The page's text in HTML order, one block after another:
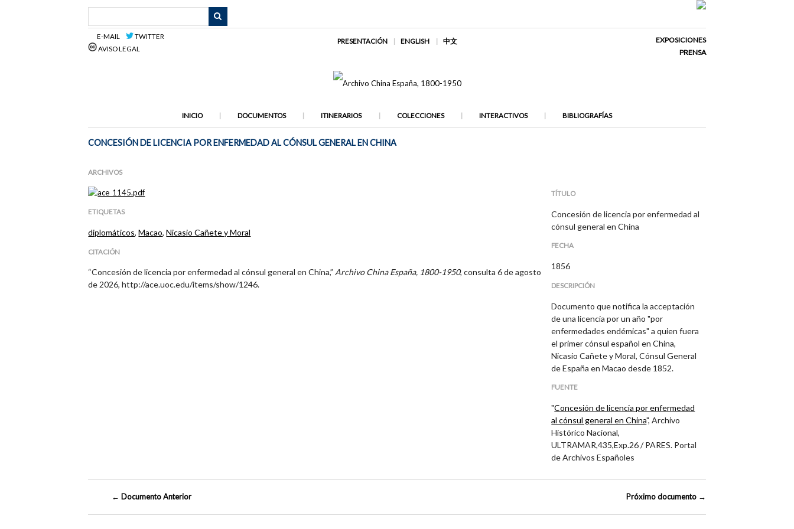
E-MAIL
TWITTER
AVISO LEGAL
PRESENTACIÓN ENGLISH 中文
EXPOSICIONES
PRENSA
INICIO DOCUMENTOS ITINERARIOS COLECCIONES INTERACTIVOS BIBLIOGRAFÍAS
CONCESIÓN DE LICENCIA POR ENFERMEDAD AL CÓNSUL GENERAL EN CHINA
ARCHIVOS
ETIQUETAS
diplomáticos,Macao,Nicasio Cañete y Moral
CITACIÓN
“Concesión de licencia por enfermedad al cónsul general en China,”Archivo China España, 1800-1950, consulta 6 de agosto
de 2026,http://ace.uoc.edu/items/show/1246.
TÍTULO
Concesión de licencia por enfermedad al
cónsul general en China
FECHA
1856
DESCRIPCIÓN
Documento que notifica la acceptación
de una licencia por un año "por
enfermedades endémicas" a quien fuera
el primer cónsul español en China,
Nicasio Cañete y Moral, Cónsul General
de España en Macao desde 1852.
FUENTE
"Concesión de licencia por enfermedad
al cónsul general en China", Archivo
Histórico Nacional,
ULTRAMAR,435,Exp.26 / PARES. Portal
de Archivos Españoles
← Documento Anterior Próximo documento →